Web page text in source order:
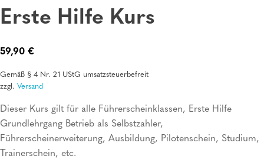
Erste Hilfe Kurs
59,90 €
Gemäß § 4 Nr. 21 UStG umsatzsteuerbefreit
zzgl. Versand
Dieser Kurs gilt für alle Führerscheinklassen, Erste Hilfe
Grundlehrgang Betrieb als Selbstzahler,
Führerscheinerweiterung, Ausbildung, Pilotenschein, Studium,
Trainerschein, etc.